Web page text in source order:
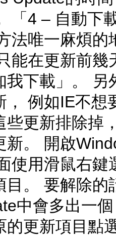
「4 – 自動下
法唯一麻煩
能在更新前
我下載」。
， 例如IE不想
些更新排除掉
新。 開啟
使用滑鼠右
目。 要解除
中會多出一
的更新項目點